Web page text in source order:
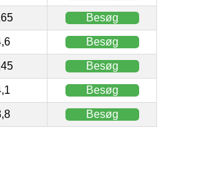
Besøg
Besøg
Besøg
Besøg
Besøg